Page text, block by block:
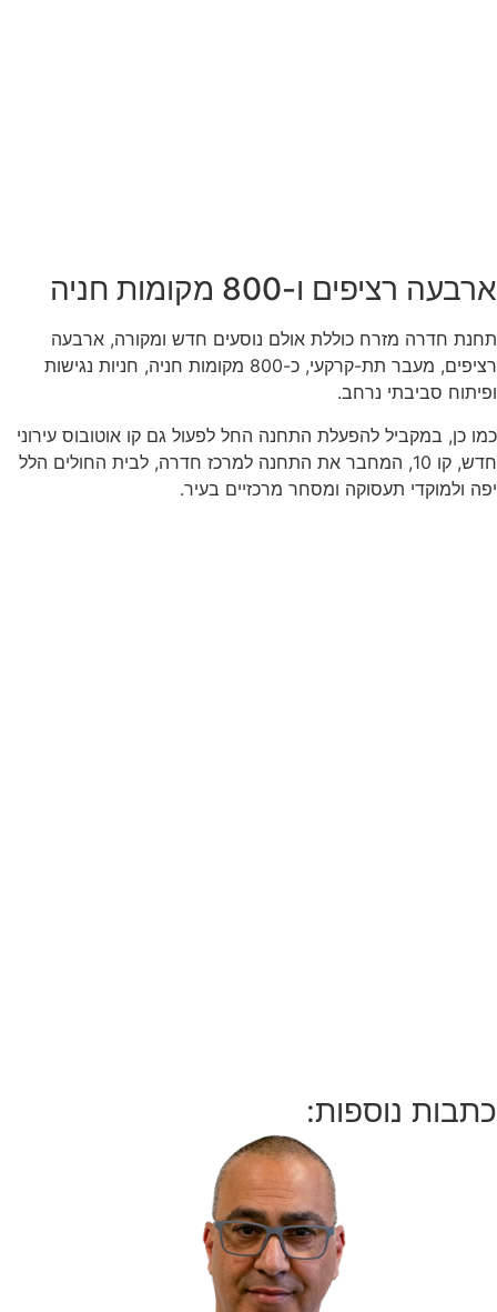
ארבעה רציפים ו-800 מקומות חניה
תחנת חדרה מזרח כוללת אולם נוסעים חדש ומקורה, ארבעה
רציפים, מעבר תת-קרקעי, כ-800 מקומות חניה, חניות נגישות
ופיתוח סביבתי נרחב.
כמו כן, במקביל להפעלת התחנה החל לפעול גם קו אוטובוס עירוני
חדש, קו 10, המחבר את התחנה למרכז חדרה, לבית החולים הלל
יפה ולמוקדי תעסוקה ומסחר מרכזיים בעיר.
כתבות נוספות: